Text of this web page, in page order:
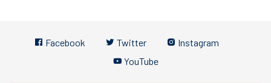
Facebook Twitter
Instagram
YouTube